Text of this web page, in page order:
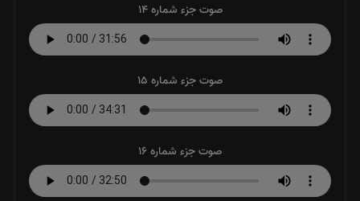
صوت جزء شماره 14
صوت جزء شماره 15
صوت جزء شماره 16